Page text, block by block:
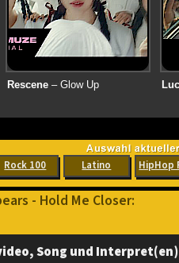
Rescene– Glow Up
Rock 100 Latino HipHop
- Hold Me Closer:
Song und